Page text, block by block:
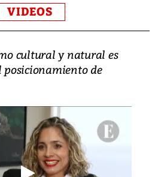
VIDEOS
cultural y natural es
posicionamiento de